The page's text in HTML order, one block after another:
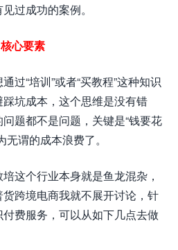
过成功的案例。
核心要素
过“培训”或者“买教程”这种知识
坑成本，这个思维是没有错
题都不是问题，关键是“钱要花
谓的成本浪费了。
这个行业本身就是鱼龙混杂，
跨境电商我就不展开讨论，针
费服务，可以从如下几点去做